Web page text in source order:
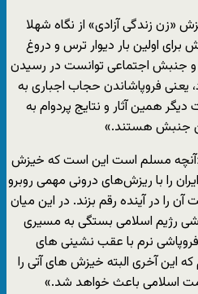
زندگی آزادی» از نگاه شهلا
اولین بار دیوار ترس و دروغ
و جنبش اجتماعی توانست در رسیدن
فروپاشاندن حجاب اجباری به
همین آثار و نتایج پردوام به
جنبش هستند.»
مسلم است این است که خیزش
را با ریزش‌های درونی مهمی روبرو
را در آینده رقم بزند. در این میان
رژیم اسلامی بستگی به مسیری
فروپاشی نرم با عقب نشینی های
این آخری البته خیزش های آتی را
اسلامی باعث خواهد شد.»